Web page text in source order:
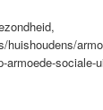
sociale-